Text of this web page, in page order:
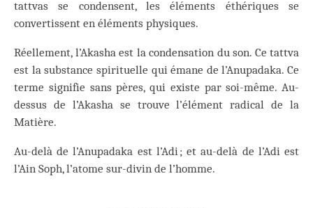
tattvas se condensent, les éléments éthériques se
convertissent en éléments physiques.
Réellement, l’Akasha est la condensation du son. Ce tattva
est la substance spirituelle qui émane de l’Anupadaka. Ce
terme signifie sans pères, qui existe par soi-même. Au-
dessus de l’Akasha se trouve l’élément radical de la
Matière.
Au-delà de l’Anupadaka est l’Adi ; et au-delà de l’Adi est
l’Ain Soph, l’atome sur-divin de l’homme.